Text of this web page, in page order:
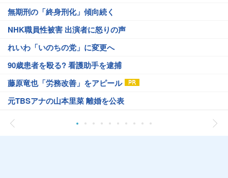
無期刑の「終身刑化」傾向続く
NHK職員性被害 出演者に怒りの声
れいわ「いのちの党」に変更へ
90歳患者を殴る? 看護助手を逮捕
藤原竜也「労務改善」をアピール
元TBSアナの山本里菜 離婚を公表